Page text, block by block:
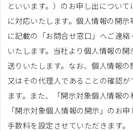
といいます。）のお申し出につい
に対応いたします。個人情報の開
に記載の「お問合せ窓口」へご連
いたします。当社より個人情報の
送りいたします。なお、個人情報の
又はその代理人であることの確認
ます。また、「開示対象個人情報
「開示対象個人情報の開示」のお
手数料を設定させていただきます。